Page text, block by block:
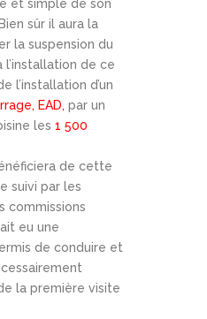
et simple de son
sûr il aura la
la suspension du
de ce
l’installation d’un
EAD, par un
les 1 500
de cette
suivi par les
commissions
eu une
de conduire et
la première visite